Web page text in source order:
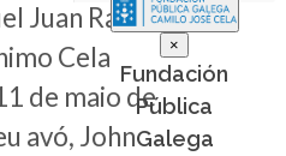
Juan Ramón
Cela
de maio de
avó, John
×
Fundación
Pública
Galega